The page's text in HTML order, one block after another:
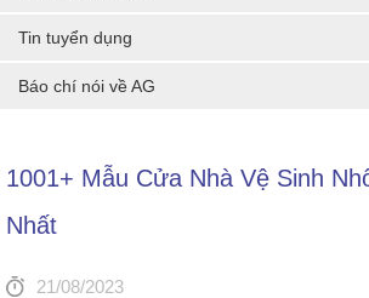
Tin tuyển dụng
Báo chí nói về AG
1001+ Mẫu Cửa Nhà Vệ Sinh
Nhất
21/08/2023